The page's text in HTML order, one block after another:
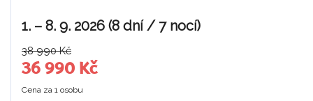
1. – 8. 9. 2026 (8 dní / 7 nocí)
38 990 Kč
36 990 Kč
Cena za 1 osobu